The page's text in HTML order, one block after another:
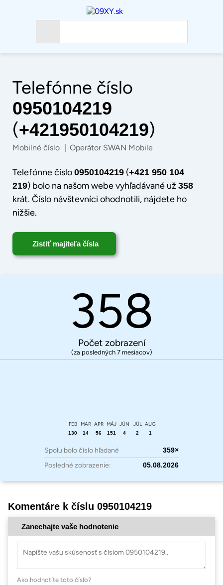
Telefónne číslo
0950104219
(+421950104219)
Mobilné číslo | Operátor SWAN Mobile
Telefónne číslo 0950104219(+421 950 104
219) bolo na našom webe vyhľadávané už 358
krát. Číslo návštevníci ohodnotili, nájdete ho
nižšie.
Zistiť majiteľa čísla
358
Počet zobrazení
(za posledných 7 mesiacov)
FEB
130
MAR
14
APR
56
MÁJ
151
JÚN
4
JÚL
2
AUG
1
Spolu bolo číslo hľadané 359×
Posledné zobrazenie: 05.08.2026
Komentáre k číslu 0950104219
Zanechajte vaše hodnotenie
Ako hodnotíte toto číslo?